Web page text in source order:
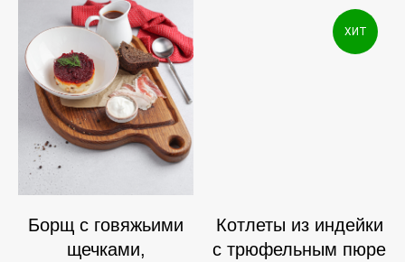
Борщ с говяжьими
щечками,
ХИТ
Котлеты из индейки
с трюфельным пюре